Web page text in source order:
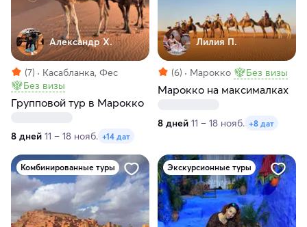
Александр Х.
(7)
Касабланка, Фес
Без визы
Групповой тур в Марокко
8 дней 11 – 18 нояб. +14 дат
Лилия П.
(6) Марокко Без визы
Марокко на максималках
8 дней 11 – 18 нояб. +8 дат
Комбинированные туры Экскурсионные туры